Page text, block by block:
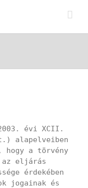
évi XCII.
alapelveiben
hogy a törvény
az eljárás
érdekében
jogainak és